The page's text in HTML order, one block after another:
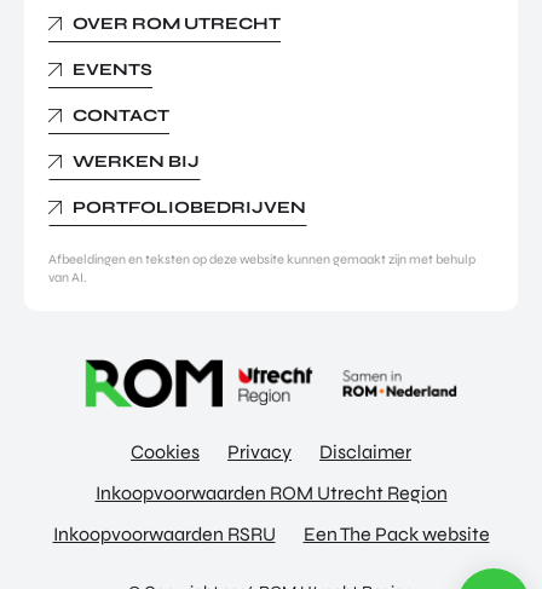
OVER ROM UTRECHT
EVENTS
CONTACT
WERKEN BIJ
PORTFOLIOBEDRIJVEN
Afbeeldingen en teksten op deze website kunnen gemaakt zijn met behulp
van AI.
Cookies Privacy
Disclaimer
Inkoopvoorwaarden ROM Utrecht Region
Inkoopvoorwaarden RSRU
Een The Pack website